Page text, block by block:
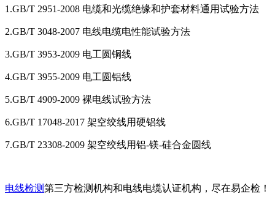
1.GB/T 2951-2008 电缆和光缆绝缘和护套材料通用试验方法
2.GB/T 3048-2007 电线电缆电性能试验方法
3.GB/T 3953-2009 电工圆铜线
4.GB/T 3955-2009 电工圆铝线
5.GB/T 4909-2009 裸电线试验方法
6.GB/T 17048-2017 架空绞线用硬铝线
7.GB/T 23308-2009 架空绞线用铝-镁-硅合金圆线
电线检测第三方检测机构和电线电缆认证机构，尽在易企检！